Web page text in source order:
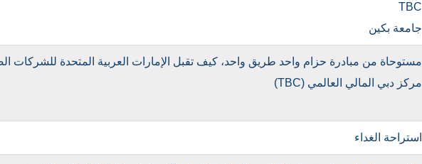
TBC
جامعة بكين
مستوحاة من مبادرة حزام واحد طريق واحد، كيف تقبل الإمارات العربية المتحدة للشركات
مركز دبي المالي العالمي (TBC)
استراحة الغداء